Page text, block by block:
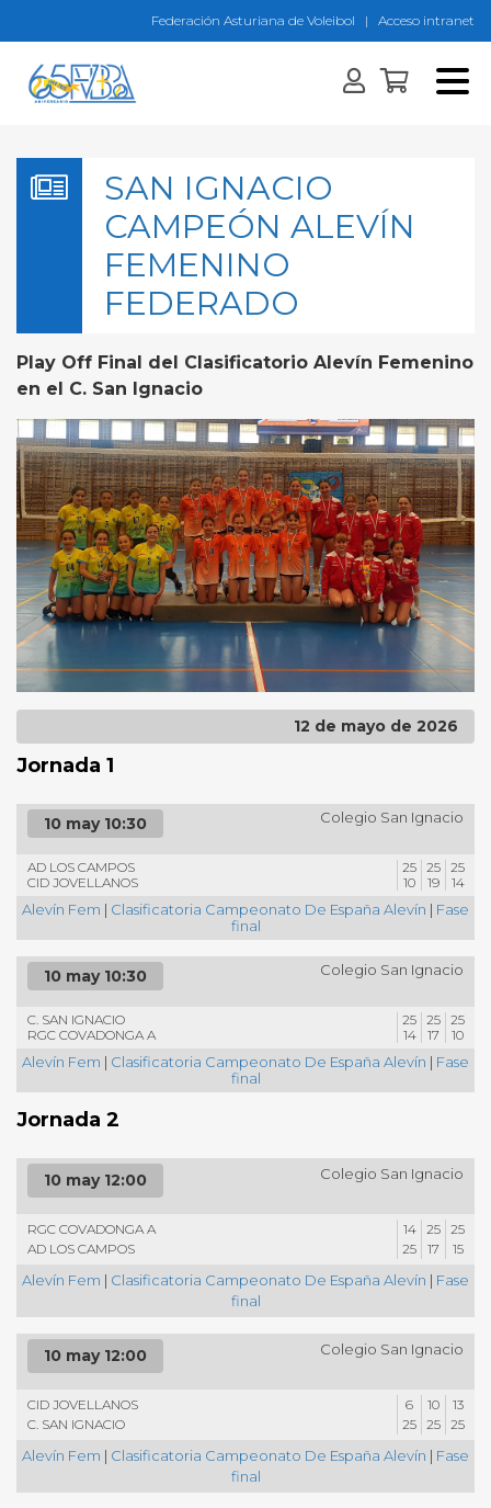
Federación Asturiana de Voleibol | Acceso intranet
SAN IGNACIO
CAMPEÓN ALEVÍN
FEMENINO
FEDERADO
Play Off Final del Clasificatorio Alevín Femenino
en el C. San Ignacio
12 de mayo de 2026
Jornada 1
10 may 10:30 Colegio San Ignacio
25 25 25
AD LOS CAMPOS
10
19 14
CID JOVELLANOS
Alevín Fem | Clasificatoria Campeonato De España Alevín | Fase
final
10 may 10:30 Colegio San Ignacio
25 25 25
C. SAN IGNACIO
14
17 10
RGC COVADONGA A
Alevín Fem | Clasificatoria Campeonato De España Alevín | Fase
final
Jornada 2
10 may 12:00 Colegio San Ignacio
14 25 25
RGC COVADONGA A
25
17 15
AD LOS CAMPOS
Alevín Fem | Clasificatoria Campeonato De España Alevín | Fase
final
10 may 12:00 Colegio San Ignacio
6 10 13
CID JOVELLANOS
25 25 25
C. SAN IGNACIO
Alevín Fem | Clasificatoria Campeonato De España Alevín | Fase
final